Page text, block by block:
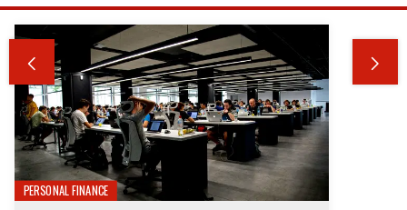
 
PERSONAL FINANCE